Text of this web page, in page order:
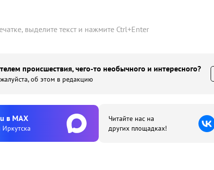
выделите текст и нажмите Ctrl+Enter
происшествия, чего-то необычного и интересного?
об этом в редакцию
в MAX
Читайте нас на
других площадках!